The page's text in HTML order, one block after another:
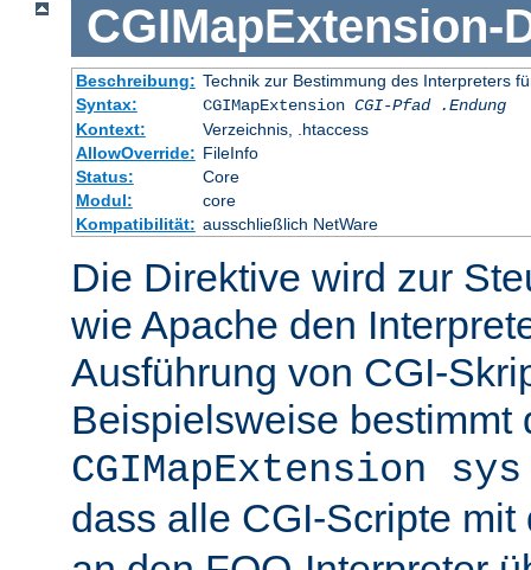
CGIMapExtension-
Beschreibung: Technik zur Bestimmung des Interpreters
Syntax:
CGIMapExtension CGI-Pfad
.Endung
Kontext:
Verzeichnis, .htaccess
AllowOverride: FileInfo
Status:
Core
Modul:
core
Kompatibilität: ausschließlich NetWare
Die Direktive wird zur
wie Apache den
Ausführung von CGI-
Beispielsweise bestimmt
CGIMapExtension
dass alle CGI-Scripte